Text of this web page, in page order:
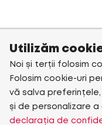
Utilizăm
Noi și terții folosim
Folosim cookie-uri
vă salva preferințele,
și de personalizare a
declarația de